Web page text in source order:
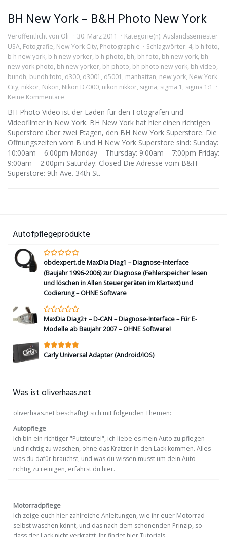
BH New York – B&H Photo New York
Veröffentlicht von Oli 30. März 2011 Kategorie(n): Auslandssemester
USA, Fotografie, New York City, Photographie Schlagwörter: 4, b h foto,
b h new york, b h new yorker, b h photo, bh, bh foto, bh new york, bh
new york photo, bh new yorker, bh photo, bh photo new york, bh video,
bundh, bundh foto, d300, d3001 , d5001 , manhattan, new york, New York
City, nikkor, Nikon, Nikon D7000, nikon nikkor, sigma, sigma 1 , sigma 1:1
Keine Kommentare
BH Photo Video ist der Laden für den Fotografen und
Videofilmer in New York. BH New York hat hier einen richtigen
Superstore über zwei Etagen, den BH New York Superstore. Die
Öffnungszeiten vom B und H New York Superstore sind: Sunday:
10:00am – 6:00pm Monday – Thursday: 9:00am – 7:00pm Friday:
9:00am – 2:00pm Saturday: Closed Die Adresse vom B&H
Superstore: 9th Ave. 34th St.
Autofpflegeprodukte
obdexpert.de MaxDia Diag1 – Diagnose-Interface
(Baujahr 1996-2006) zur Diagnose (Fehlerspeicher lesen
und löschen in Allen Steuergeräten im Klartext) und
Codierung – OHNE Software
MaxDia Diag2+ – D-CAN – Diagnose-Interface – Für E-
Modelle ab Baujahr 2007 – OHNE Software!
Carly Universal Adapter (Android/iOS)
Was ist oliverhaas.net
oliverhaas.net beschäftigt sich mit folgenden Themen:
Autopflege
Ich bin ein richtiger "Putzteufel", ich liebe es mein Auto zu pflegen
und richtig zu waschen, ohne das Kratzer in den Lack kommen. Alles
was du dafür brauchst, und was du wissen musst um dein Auto
richtig zu reinigen, erfährst du hier.
Motorradpflege
Ich zeige euch hier zahlreiche Anleitungen, wie ihr euer Motorrad
selbst waschen könnt, und das nach dem schonenden Prinzip, so